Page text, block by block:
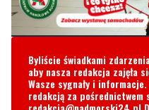
Byliście świadkami
aby nasza redakcja zajęła
Wasze sygnały i
redakcja@nadmorski24.pl
telefonu729 715 670.